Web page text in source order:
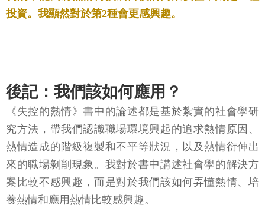
投資。我顯然對於第2種會更感興趣。
後記：我們該如何應用？
《失控的熱情》書中的論述都是基於紮實的社會學研
究方法，帶我們認識職場環境興起的追求熱情原因、
熱情造成的階級複製和不平等狀況，以及熱情衍伸出
來的職場剝削現象。我對於書中講述社會學的解決方
案比較不感興趣，而是對於我們該如何弄懂熱情、培
養熱情和應用熱情比較感興趣。